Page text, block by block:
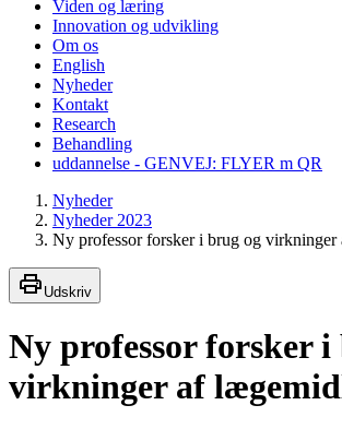
Viden og læring
Innovation og udvikling
Om os
English
Nyheder
Kontakt
Research
Behandling
uddannelse - GENVEJ: FLYER m QR
Nyheder
Nyheder 2023
Ny professor forsker i brug og
Udskriv
Ny professor forsker i
virkninger af